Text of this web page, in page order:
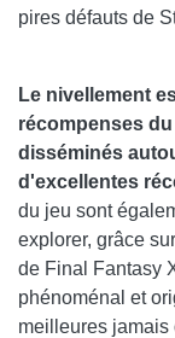
pires défauts de
Le nivellement
récompenses
disséminés
d'excellentes
du jeu sont
explorer, grâce
de Final Fantasy
phénoménal et
meilleures jamais